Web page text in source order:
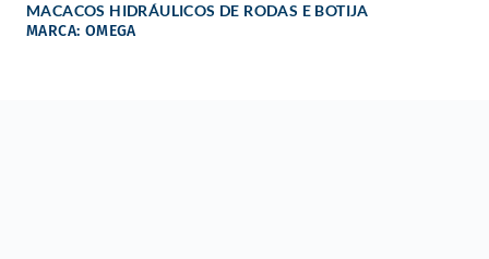
MACACOS HIDRÁULICOS DE RODAS E BOTIJA
MARCA: OMEGA